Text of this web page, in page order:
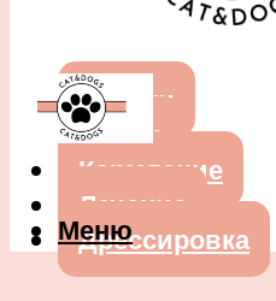
Собаки
Кошки
Кормление
Лечение
Дрессировка
Меню